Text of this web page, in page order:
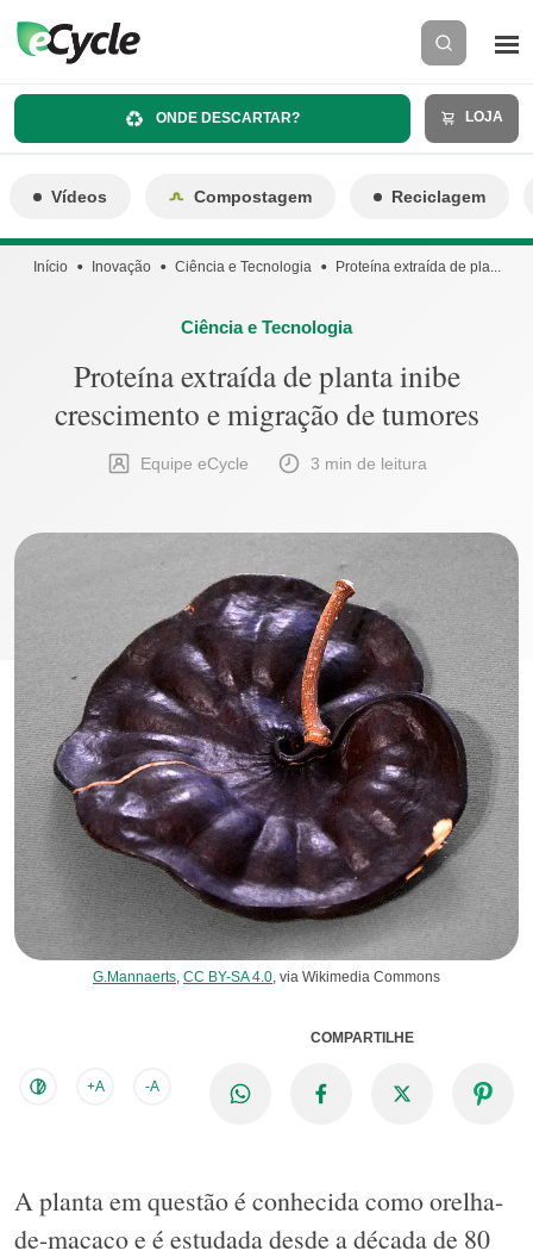
ONDE DESCARTAR? LOJA
Vídeos Compostagem Reciclagem
Início Inovação Ciência e Tecnologia Proteína extraída de pla...
Ciência e Tecnologia
Proteína extraída de planta inibe
crescimento e migração de tumores
Equipe eCycle 3 min de leitura
G.Mannaerts CC BY-SA 4.0 , via Wikimedia Commons
+A -A
COMPARTILHE
A planta em questão é conhecida como orelha-
de-macaco e é estudada desde a década de 80